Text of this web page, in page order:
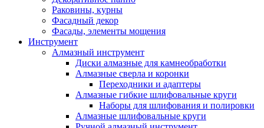
Раковины, курны
Фасадный декор
Фасады, элементы мощения
Инструмент
Алмазный инструмент
Диски алмазные для камнеобработки
Алмазные сверла и коронки
Переходники и адаптеры
Алмазные гибкие шлифовальные круги
Наборы для шлифования и полировки
Алмазные шлифовальные круги